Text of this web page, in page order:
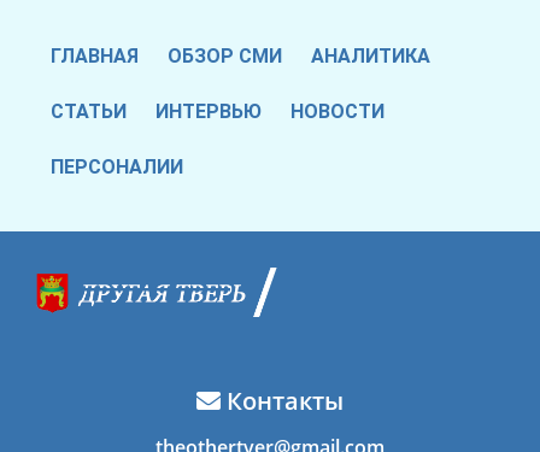
ГЛАВНАЯ ОБЗОР СМИ АНАЛИТИКА
СТАТЬИ ИНТЕРВЬЮ НОВОСТИ
ПЕРСОНАЛИИ
Контакты